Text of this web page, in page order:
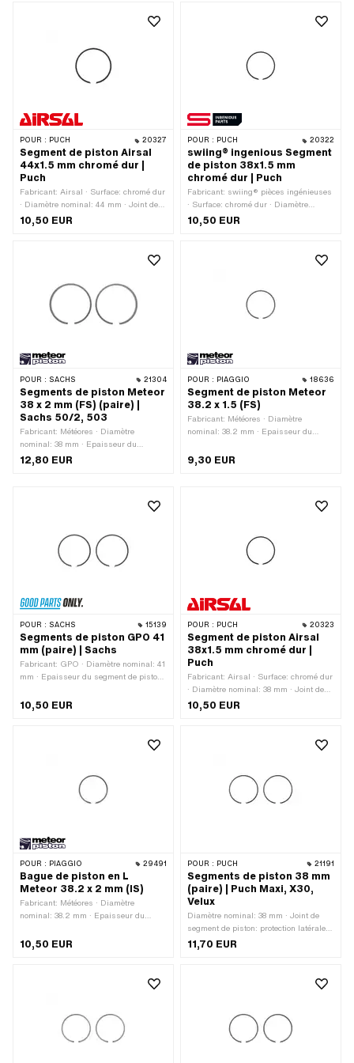
POUR : PUCH 20327
Segment de piston Airsal
44x1.5 mm chromé dur |
Puch
Fabricant: Airsal · Surface: chromé dur
· Diamètre nominal: 44 mm · Joint de
segment de piston: protection intérieure
10,50 EUR
POUR : PUCH 20322
swiing® ingenious Segment
de piston 38x1.5 mm
chromé dur | Puch
Fabricant: swiing® pièces ingénieuses
· Surface: chromé dur · Diamètre
nominal: 38 mm · Joint de segment de
10,50 EUR
POUR : SACHS 21304
Segments de piston Meteor
38 x 2 mm (FS) (paire) |
Sachs 50/2, 503
Fabricant: Météores · Diamètre
nominal: 38 mm · Epaisseur du
segment de piston: 1.6 mm · Moule à
segments de piston: Anneau
Hauteur: 2 mm · Pony numéro OEM:
12,80 EUR
POUR : PIAGGIO 18636
Segment de piston Meteor
38.2 x 1.5 (FS)
Fabricant: Météores · Diamètre
nominal: 38.2 mm · Epaisseur du
segments de piston: Anneau
rectangulaire · Joint de segment de
9,30 EUR
POUR : SACHS 15139
Segments de piston GPO 41
mm (paire) | Sachs
Fabricant: GPO · Diamètre nominal: 41
mm · Epaisseur du segment de piston:
Anneau rectangulaire · Hauteur: 1.45
mm · Joint de segment de piston:
10,50 EUR
POUR : PUCH 20323
Segment de piston Airsal
38x1.5 mm chromé dur |
Puch
Fabricant: Airsal · Surface: chromé dur
· Diamètre nominal: 38 mm · Joint de
segment de piston: protection intérieure
(PI) · Hauteur: 1.5 mm
10,50 EUR
POUR : PIAGGIO 29491
Bague de piston en L
Meteor 38.2 x 2 mm (IS)
Fabricant: Météores · Diamètre
nominal: 38.2 mm · Epaisseur du
segments de piston: Anneau en L ·
Joint de segment de piston: protection
10,50 EUR
POUR : PUCH 21191
Segments de piston 38 mm
(paire) | Puch Maxi, X30,
Velux
Diamètre nominal: 38 mm · Joint de
segment de piston: protection latérale
(PL) · Hauteur: 2 mm
11,70 EUR